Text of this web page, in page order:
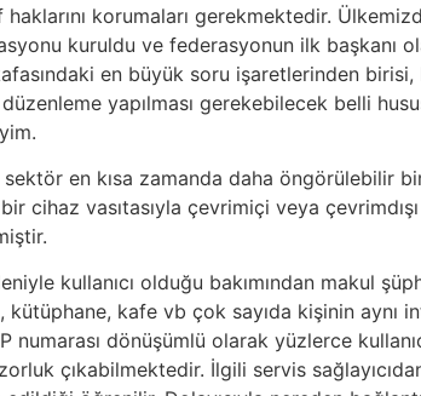
korumaları gerekmektedir.
kuruldu ve federasyonun ilk başkanı
en büyük soru işaretlerinden
yapılması gerekebilecek belli
sektör en kısa zamanda daha öngörülebilir
bir cihaz vasıtasıyla çevrimiçi veya
kullanıcı olduğu bakımından makul
kütüphane, kafe vb çok sayıda kişinin aynı
numarası dönüşümlü olarak yüzlerce
çıkabilmektedir. İlgili servis